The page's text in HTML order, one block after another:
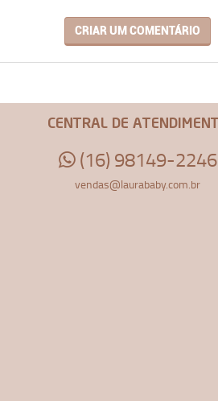
CRIAR UM COMENTÁRIO
CENTRAL DE
(16) 98149-2246
vendas@laurababy.com.br